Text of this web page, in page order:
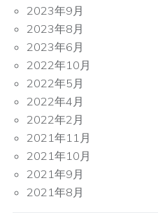
2023年9月
2023年8月
2023年6月
2022年10月
2022年5月
2022年4月
2022年2月
2021年11月
2021年10月
2021年9月
2021年8月